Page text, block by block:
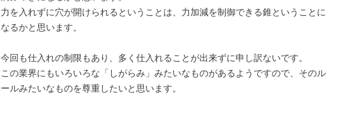
力を入れずに穴が開けられるということは、力加減を制御できる錐ということに
なるかと思います。
今回も仕入れの制限もあり、多く仕入れることが出来ずに申し訳ないです。
この業界にもいろいろな「しがらみ」みたいなものがあるようですので、そのル
ールみたいなものを尊重したいと思います。